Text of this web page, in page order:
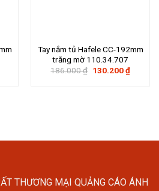
Tay nắm tủ Hafele CC-192mm
trắng mờ 110.34.707
186.000₫ Giá
130.200₫Giá
hiện
THƯƠNG MẠI QUẢNG CÁO ÁNH